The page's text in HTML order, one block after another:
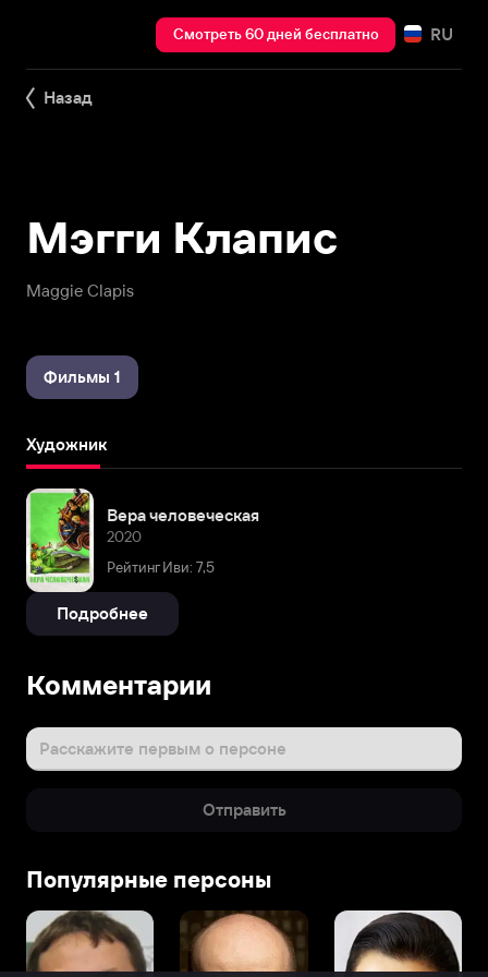
Смотреть 60 дней бесплатно RU
Назад
Maggie Clapis
Мэгги Клапис
Фильмы 1
Художник
Вера человеческая
2020
Рейтинг Иви: 7,5
Подробнее
Комментарии
Расскажите первым о персоне
Отправить
Популярные персоны